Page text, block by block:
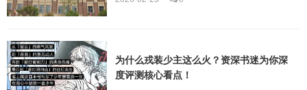
为什么戎装少主这么火？资深书迷为你深
度评测核心看点！